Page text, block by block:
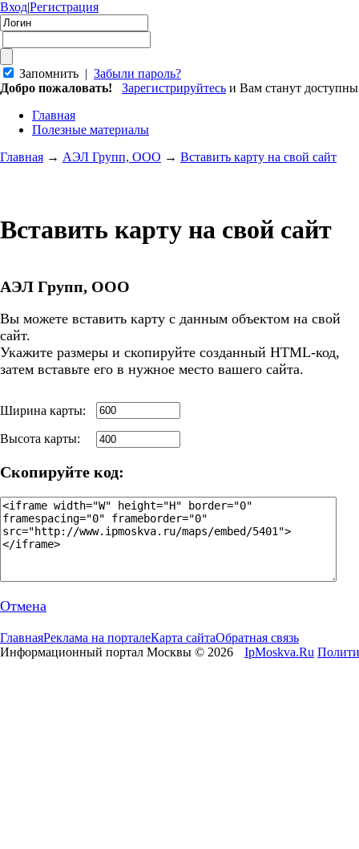
Вход|Регистрация
Запомнить | Забыли пароль?
Добро пожаловать!
Зарегистрируйтесь и Вам станут
Главная
Полезные материалы
Главная → АЭЛ Групп, ООО → Вставить карту на свой сайт
Вставить карту на свой сайт
АЭЛ Групп, ООО
Вы можете вставить карту с данным объектом на свой
сайт.
Укажите размеры и скопируйте созданный HTML-код,
затем вставьте его в нужное место вашего сайта.
Ширина карты:
Высота карты:
Скопируйте код:
Отмена
ГлавнаяРеклама на порталеКарта сайтаОбратная связь
Информационный портал Москвы © 2026
IpMoskva.Ru